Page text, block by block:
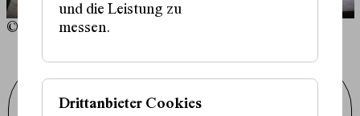
© Lililen Csomor
Schauspielhaus Wien GmbH
Porzellangasse 19
und die Leistung zu
messen.
Drittanbieter Cookies